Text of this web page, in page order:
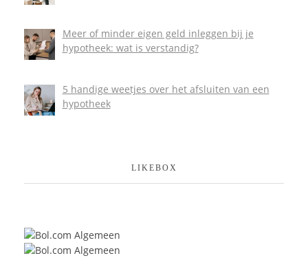
Meer of minder eigen geld inleggen bij je
hypotheek: wat is verstandig?
5 handige weetjes over het afsluiten van een
hypotheek
LIKEBOX